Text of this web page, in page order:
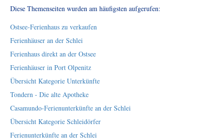
Diese Themenseiten wurden am häufigsten aufgerufen:
Ostsee-Ferienhaus zu verkaufen
Ferienhäuser an der Schlei
Ferienhaus direkt an der Ostsee
Ferienhäuser in Port Olpenitz
Übersicht Kategorie Unterkünfte
Tondern - Die alte Apotheke
Casamundo-Ferienunterkünfte an der Schlei
Übersicht Kategorie Schleidörfer
Ferienunterkünfte an der Schlei